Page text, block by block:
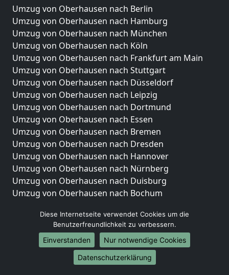
Umzug von Oberhausen nach Berlin
Umzug von Oberhausen nach Hamburg
Umzug von Oberhausen nach München
Umzug von Oberhausen nach Köln
Umzug von Oberhausen nach Frankfurt am Main
Umzug von Oberhausen nach Stuttgart
Umzug von Oberhausen nach Düsseldorf
Umzug von Oberhausen nach Leipzig
Umzug von Oberhausen nach Dortmund
Umzug von Oberhausen nach Essen
Umzug von Oberhausen nach Bremen
Umzug von Oberhausen nach Dresden
Umzug von Oberhausen nach Hannover
Umzug von Oberhausen nach Nürnberg
Umzug von Oberhausen nach Duisburg
Umzug von Oberhausen nach Bochum
Umzug von Oberhausen nach Bielefeld
Umzug von Oberhausen nach Bonn
Umzug von Oberhausen nach Münster
Internationale-Umzüge
Diese Internetseite verwendet Cookies um die
Benutzerfreundlichkeit zu verbessern.
Einverstanden
Nur notwendige Cookies
Datenschutzerklärung